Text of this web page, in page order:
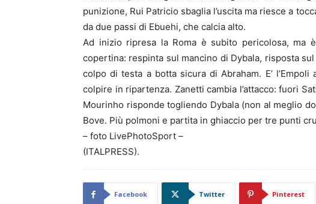
punizione, Rui Patricio sbaglia l’uscita ma riesce a
da due passi di Ebuehi, che calcia alto.
Ad inizio ripresa la Roma è subito pericolosa,
copertina: respinta sul mancino di Dybala, risposta
colpo di testa a botta sicura di Abraham. E’
colpire in ripartenza. Zanetti cambia l’attacco: fuori
Mourinho risponde togliendo Dybala (non al meglio
Bove. Più polmoni e partita in ghiaccio per tre punti
– foto LivePhotoSport –
(ITALPRESS).
Facebook Twitter Pinterest